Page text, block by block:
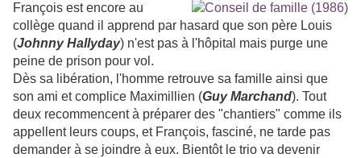
François est encore au
collège quand il apprend par hasard que son père Louis
(Johnny Hallyday) n'est pas à l'hôpital mais purge une
peine de prison pour vol.
Dès sa libération, l'homme retrouve sa famille ainsi que
son ami et complice Maximillien (Guy Marchand). Tout
deux recommencent à préparer des "chantiers" comme ils
appellent leurs coups, et François, fasciné, ne tarde pas
demander à se joindre à eux. Bientôt le trio va devenir